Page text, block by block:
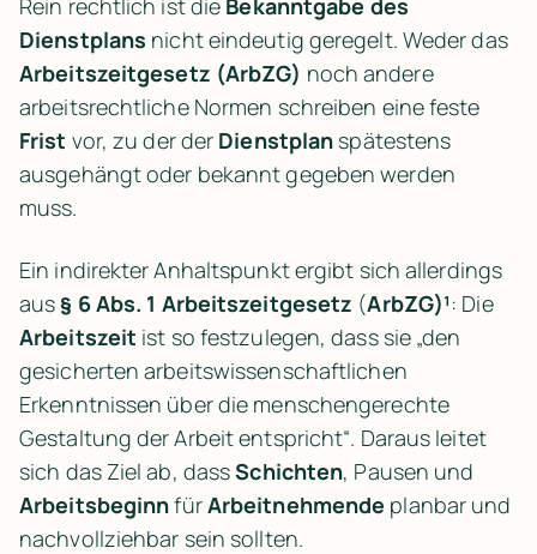
Dienstplans
nicht eindeutig geregelt. Weder das
Arbeitszeitgesetz (ArbZG) noch andere
Frist vor, zu der der Dienstplan spätestens
ausgehängt oder bekannt gegeben werden
muss.
Ein indirekter Anhaltspunkt ergibt sich allerdings
aus § 6 Abs. 1 Arbeitszeitgesetz (ArbZG)¹
: Die
Arbeitszeit ist so festzulegen, dass sie „den
gesicherten arbeitswissenschaftlichen
Erkenntnissen über die menschengerechte
Gestaltung der Arbeit entspricht“. Daraus leitet
sich das Ziel ab, dass Schichten
Arbeitsbeginn für Arbeitnehmende planbar und
nachvollziehbar sein sollten.